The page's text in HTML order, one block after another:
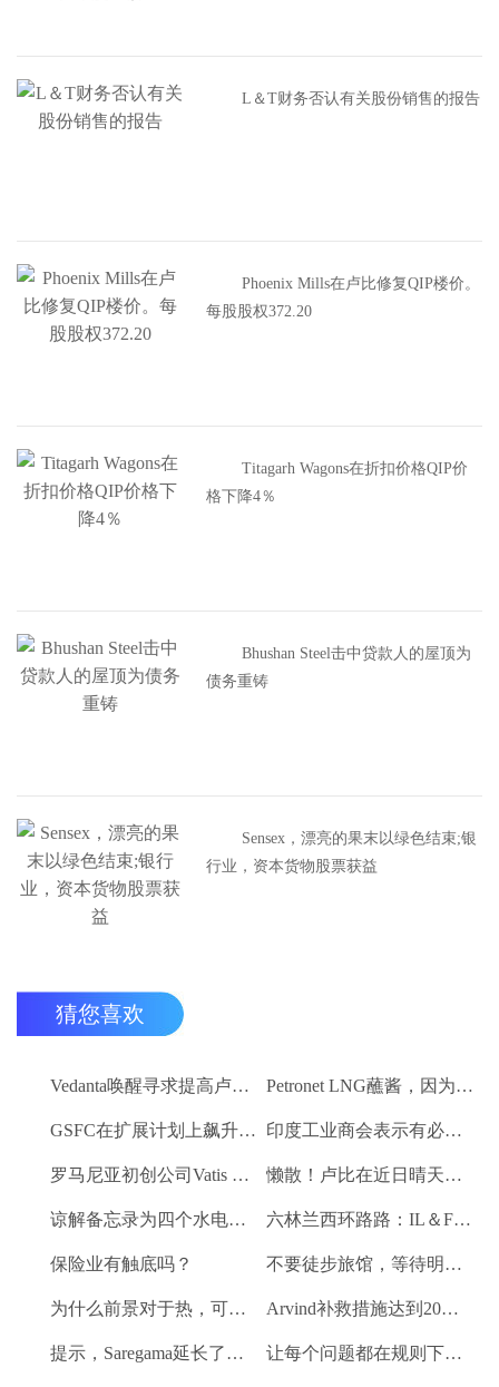
L＆T财务否认有关股份销售的报告
Phoenix Mills在卢比修复QIP楼价。
每股股权372.20
Titagarh Wagons在折扣价格QIP价
格下降4％
Bhushan Steel击中贷款人的屋顶为
债务重铸
Sensex，漂亮的果末以绿色结束;银
行业，资本货物股票获益
猜您喜欢
Vedanta唤醒寻求提高卢比。25-30亿卢比 Petronet LNG蘸酱，因为RBI禁令新鲜FII购买
GSFC在扩展计划上飙升2％ 印度工业商会表示有必要进一步推动家庭消费和私人投资
罗马尼亚初创公司Vatis Tech为其人工智能在线语音识别平台筹集了20万欧元 懒散！卢比在近日晴天结束
谅解备忘录为四个水电项目的发展，总容量为293兆瓦 六林兰西环路路：IL＆FS运输汇编2％
保险业有触底吗？ 不要徒步旅馆，等待明确的工资和价格通胀迹象，IMF告诉喂养
为什么前景对于热，可再生和石油和天然气项目稳定？ Arvind补救措施达到20％的上路
提示，Saregama延长了强大的卷 让每个问题都在规则下讨论议会：PM Modi.